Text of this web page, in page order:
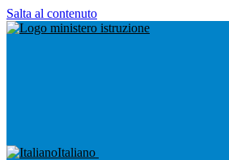
Salta al contenuto
Italiano